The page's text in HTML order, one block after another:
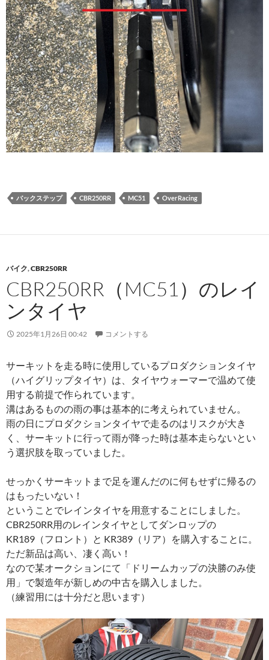
バックステップ CBR250RR MC51 OverRacing
バイク,CBR250RR
CBR250RR（MC51）のレイ
ンタイヤ
2025年1月26日 00:42 コメントする
サーキットを走る時に使用しているプロダクションタイヤ
（ハイグリップタイヤ）は、タイヤウォーマーで温めて使
用する前提で作られています。
溝はあるものの雨の事は基本的に考えられていません。
雨の日にプロダクションタイヤで走るのはリスクが大き
く、サーキットに行って雨が降った時は基本走らないとい
う選択肢を取っていました。
せっかくサーキットまで足を運んだのに何もせずに帰るの
はもったいない！
ということでレインタイヤを用意することにしました。
CBR250RR用のレインタイヤとしてダンロップの
KR189（フロント）と KR389（リア）を購入することに。
ただ新品は高い、凄く高い！
なので某オークションにて「ドリームカップの決勝のみ使
用」で製造年が新しめの中古を購入しました。
（練習用には十分だと思います）